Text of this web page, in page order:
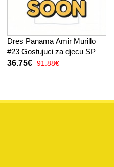
Dres Panama Amir Murillo
#23 Gostujuci za djecu SP
2026 Kratak Rukav (+ kratke
36.75€ 91.88€